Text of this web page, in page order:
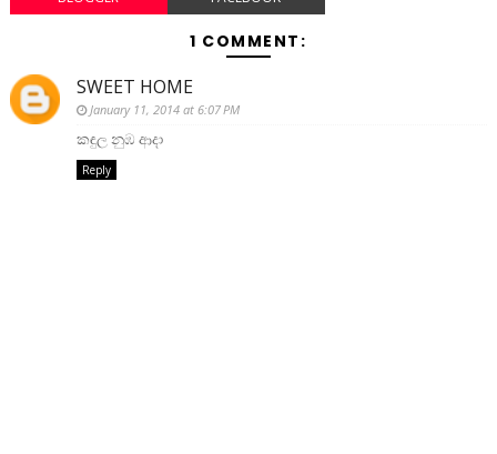
1 COMMENT:
SWEET HOME
January 11, 2014 at 6:07 PM
කඳුල නුඹ ආදා
Reply